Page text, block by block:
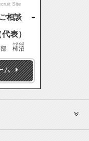
Site
相談
代表）
部 柿沼
かきぬま
ム